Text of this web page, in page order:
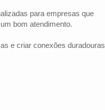
para empresas que
bom atendimento.
e criar conexões duradouras